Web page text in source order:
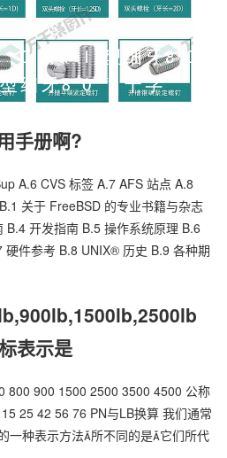
手册啊?
A.6 CVS 标签 A.7 AFS 站点 A.8
关于 FreeBSD 的专业书籍与杂志
B.4 开发指南 B.5 操作系统原理 B.6
件参考 B.8 UNIX® 历史 B.9 各种期
表示是
800 900 1500 2500 3500 4500 公称
25 42 56 76 PN与LB换算 我们通常
一种表示方法所不同的是它们所代